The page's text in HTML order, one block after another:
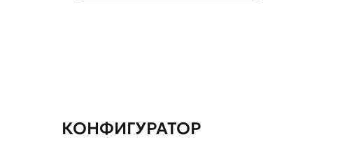
КОНФИГУРАТОР